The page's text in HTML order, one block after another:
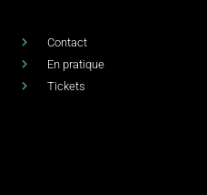
Contact
En pratique
Tickets